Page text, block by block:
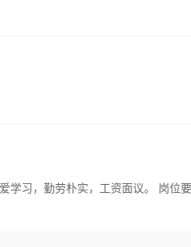
学习，勤劳朴实，工资面议。 岗位